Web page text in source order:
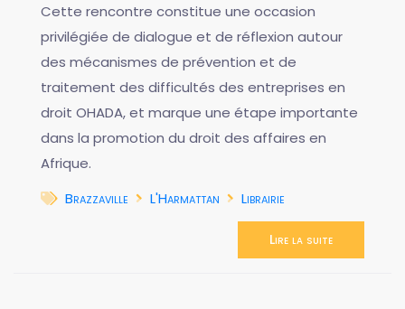
Cette rencontre constitue une occasion
privilégiée de dialogue et de réflexion autour
des mécanismes de prévention et de
traitement des difficultés des entreprises en
droit OHADA, et marque une étape importante
dans la promotion du droit des affaires en
Afrique.
Brazzaville
L'Harmattan Librairie
Lire la suite